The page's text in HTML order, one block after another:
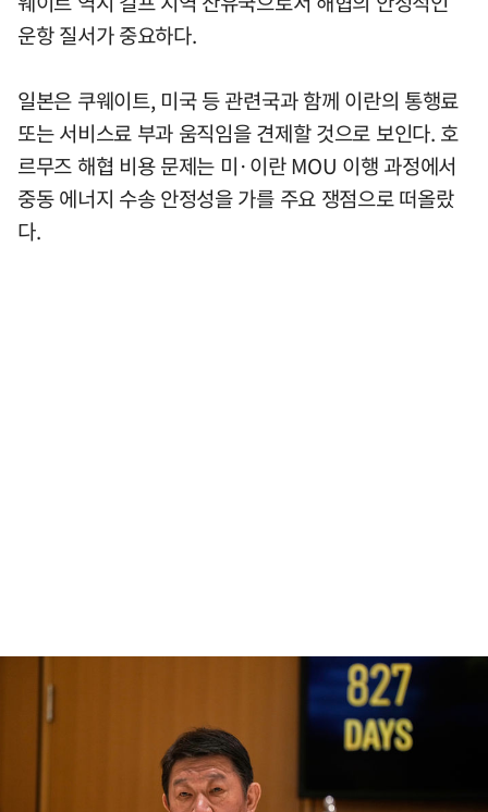
운항 질서가 중요하다.
일본은 쿠웨이트, 미국 등 관련국과 함께 이란의 통행료
또는 서비스료 부과 움직임을 견제할 것으로 보인다. 호
르무즈 해협 비용 문제는 미·이란 MOU 이행 과정에서
중동 에너지 수송 안정성을 가를 주요 쟁점으로 떠올랐
다.